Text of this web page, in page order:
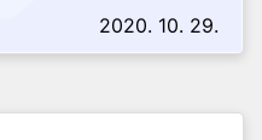
2020. 10. 29.